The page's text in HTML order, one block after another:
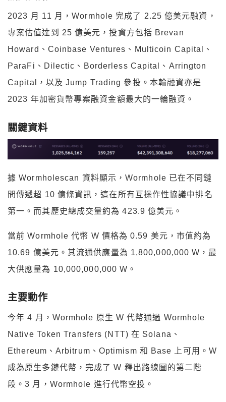
2023 月 11 月，Wormhole 完成了 2.25 億美元融資，
專案估值達到 25 億美元，投資方包括 Brevan
Howard、Coinbase Ventures、Multicoin Capital、
ParaFi、Dilectic、Borderless Capital、Arrington
Capital，以及 Jump Trading 參投。本輪融資亦是
2023 年加密貨幣專案融資金額最大的一輪融資。
關鍵資料
據 Wormholescan 資料顯示，Wormhole 已在不同鏈
間傳遞超 10 億條資訊，這在所有互操作性協議中排名
第一。而其歷史總成交量約為 423.9 億美元。
當前 Wormhole 代幣 W 價格為 0.59 美元，市值約為
10.69 億美元。其流通供應量為 1,800,000,000 W，最
大供應量為 10,000,000,000 W。
主要動作
今年 4 月，Wormhole 原生 W 代幣通過 Wormhole
Native Token Transfers (NTT) 在 Solana、
Ethereum、Arbitrum、Optimism 和 Base 上可用。W
成為原生多鏈代幣，完成了 W 釋出路線圖的第二階
段。3 月，Wormhole 進行代幣空投。